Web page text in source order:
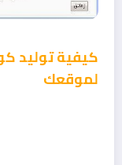
كيفية توليد
لموقعك